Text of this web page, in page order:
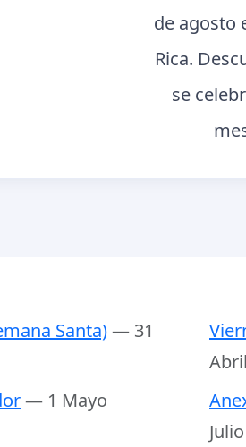
de agosto
Rica.
se
Santa)— 31
Abril
— 1 Mayo
Julio